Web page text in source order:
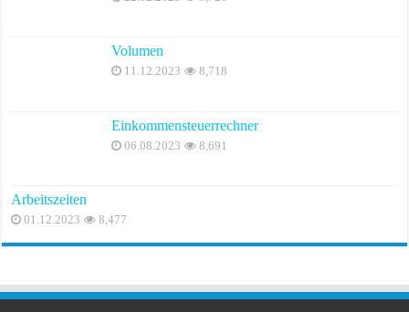
Volumen
11.12.2023 8,718
Einkommensteuerrechner
06.08.2023 8,691
Arbeitszeiten
01.12.2023 8,477